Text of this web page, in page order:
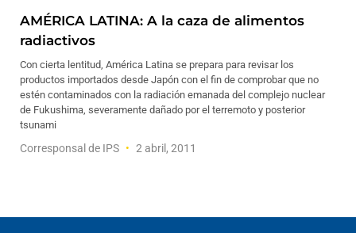
AMÉRICA LATINA: A la caza de alimentos
radiactivos
Con cierta lentitud, América Latina se prepara para revisar los
productos importados desde Japón con el fin de comprobar que no
estén contaminados con la radiación emanada del complejo nuclear
de Fukushima, severamente dañado por el terremoto y posterior
tsunami
Corresponsal de IPS 2 abril, 2011